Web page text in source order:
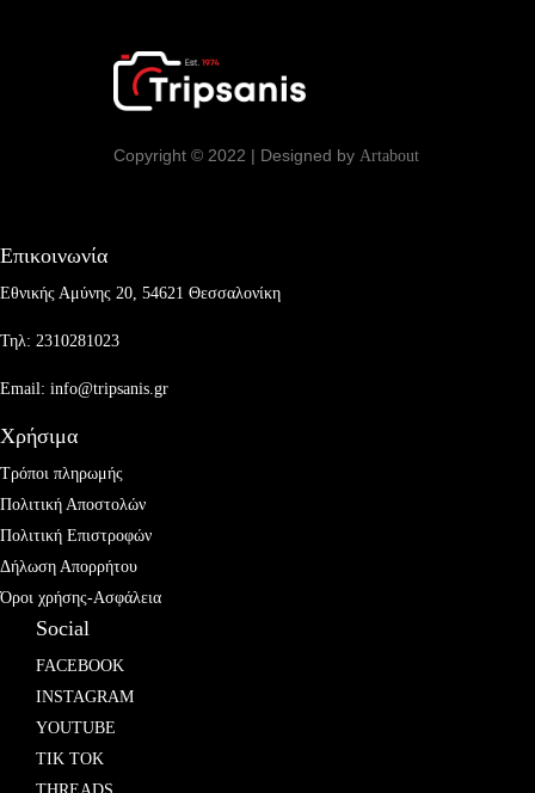
Copyright © 2022 | Designed by Artabout
Επικοινωνία
Εθνικής Αμύνης 20, 54621 Θεσσαλονίκη
Τηλ: 2310281023
Email: info@tripsanis.gr
Χρήσιμα
Τρόποι πληρωμής
Πολιτική Αποστολών
Πολιτική Επιστροφών
Δήλωση Απορρήτου
Όροι χρήσης-Ασφάλεια
Social
FACEBOOK
INSTAGRAM
YOUTUBE
TIK TOK